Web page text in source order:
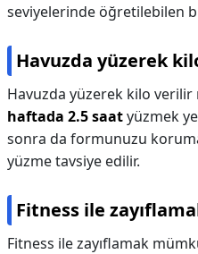
seviyelerinde öğretilebilen
Havuzda yüzerek
Havuzda yüzerek kilo verilir
haftada 2.5 saatyüzmek
sonra da formunuzu
yüzme tavsiye edilir.
Fitness ile
Fitness ile zayıflamak